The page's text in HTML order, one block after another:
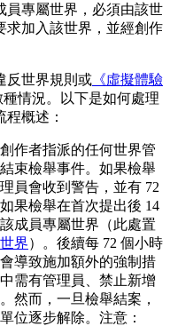
員專屬世界，必須由該世
求加入該世界，並經創作
反世界規則或 《虛擬體驗
情況。以下是如何處理
概述：
作者指派的任何世界管
束檢舉事件。如果檢舉
員會收到警告，並有 72
果檢舉在首次提出後 14
成員專屬世界（此處置
界）。後續每 72 個小時
導致施加額外的強制措
需有管理員、禁止新增
然而，一旦檢舉結案，
位逐步解除。 注意：